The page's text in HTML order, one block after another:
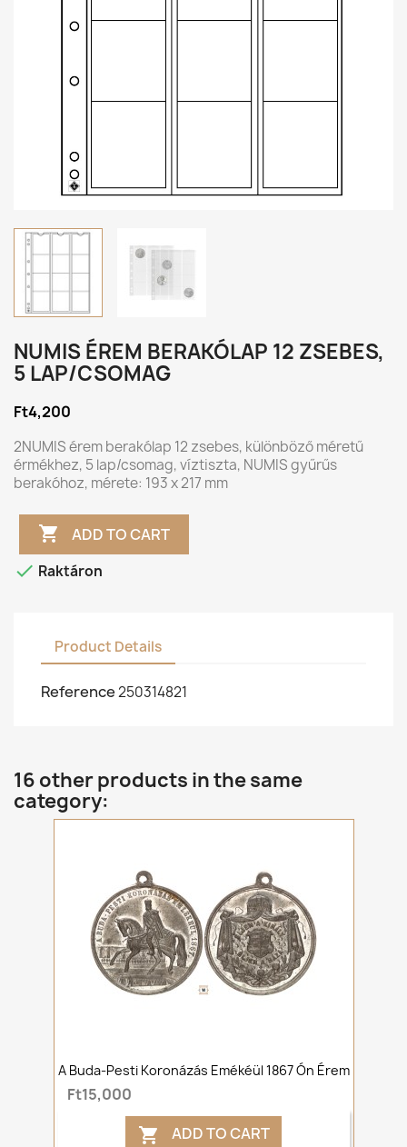
NUMIS ÉREM BERAKÓLAP 12 ZSEBES,
5 LAP/CSOMAG
Ft4,200
2NUMIS érem berakólap 12 zsebes, különböző méretű
érmékhez, 5 lap/csomag, víztiszta, NUMIS gyűrűs
berakóhoz, mérete: 193 x 217 mm
 ADD TO CART
 Raktáron
Product Details
Reference250314821
16 other products in the same
category:
A Buda-Pesti Koronázás Emékéül 1867 Ón Érem
Ft15,000
 ADD TO CART